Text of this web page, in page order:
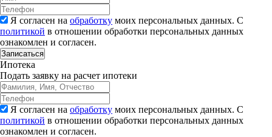
Я согласен на обработку моих персональных данных. С
политикой в отношении обработки персональных данных
ознакомлен и согласен.
Записаться
Ипотека
Подать заявку на расчет ипотеки
Я согласен на обработку моих персональных данных. С
политикой в отношении обработки персональных данных
ознакомлен и согласен.